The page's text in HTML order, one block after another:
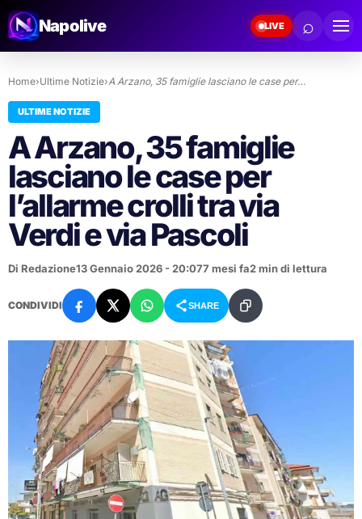
Napolive LIVE ⌕
Home›Ultime Notizie›A Arzano, 35 famiglie lasciano le case per…
ULTIME NOTIZIE
A Arzano, 35 famiglie
lasciano le case per
l’allarme crolli tra via
Verdi e via Pascoli
Di Redazione13 Gennaio 2026 - 20:077 mesi fa2 min di lettura
CONDIVIDI SHARE